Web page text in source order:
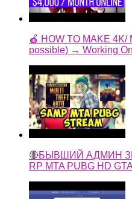
🍎 HOW TO MAKE 4K/
possible) → Working
🔴БЫВШИЙ АДМИН
RP MTA PUBG HD